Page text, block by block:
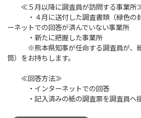
≪５月以降に調査員が訪問する事業所
・４月に送付した調査書類（緑色の封
ーネットでの回答が済んでいない事業所
・新たに把握した事業所
※熊本県知事が任命する調査員が、紙
筒）をお持ちします。
≪回答方法≫
・インターネットでの回答
・記入済みの紙の調査票を調査員へ